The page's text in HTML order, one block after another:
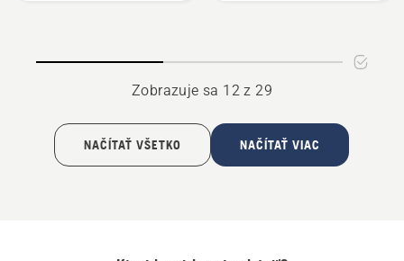
Zobrazuje sa 12 z 29
NAČÍTAŤ VŠETKO NAČÍTAŤ VIAC